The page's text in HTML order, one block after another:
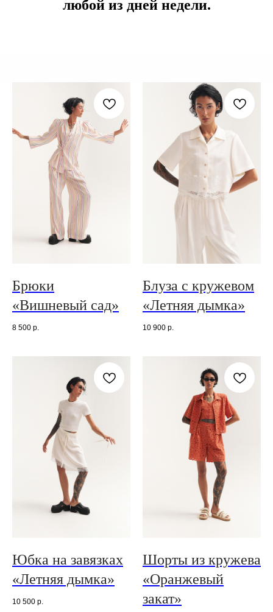
любой из дней недели.
Брюки
«Вишневый сад»
8 500 р.
Блуза с кружевом
«Летняя дымка»
10 900 р.
Юбка на завязках
«Летняя дымка»
10 500 р.
Шорты из кружева
«Оранжевый
закат»